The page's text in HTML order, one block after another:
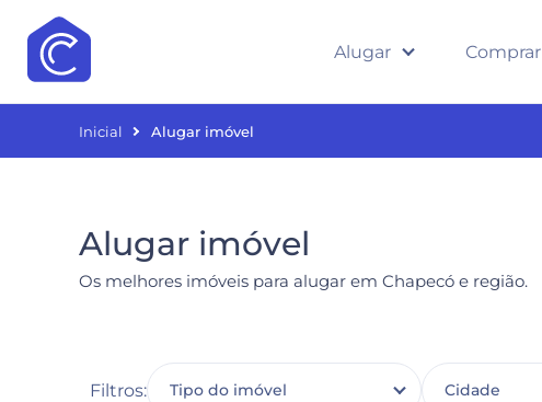
Alugar Comprar
Inicial Alugar imóvel
Alugar imóvel
Os melhores imóveis para alugar em Chapecó e região.
Filtros: Tipo do imóvel Cidade